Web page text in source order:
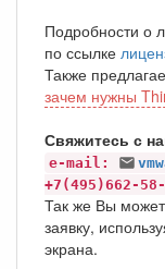
Подробности о
по ссылке
Также
зачем нужны
Свяжитесь с
e-mail:
+7(495)662-
Так же Вы
заявку,
экрана.